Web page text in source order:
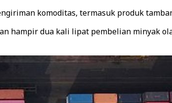
komoditas, termasuk produk
hampir dua kali lipat pembelian minyak